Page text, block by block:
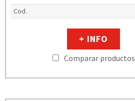
Cod.
+ INFO
Comparar productos